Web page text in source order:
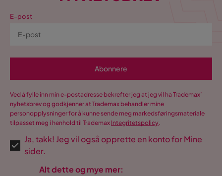
E-post
Abonnere
Ved å fylle inn min e-postadresse bekrefter jeg at jeg vil ha Trademax’
nyhetsbrev og godkjenner at Trademax behandler mine
personopplysninger for å kunne sende meg markedsføringsmateriale
tilpasset meg i henhold til Trademax Integritetspolicy.
Ja, takk! Jeg vil også opprette en konto for Mine
sider.
Alt dette og mye mer: